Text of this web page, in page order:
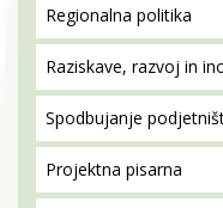
Regionalna politika
Raziskave, razvoj in
Spodbujanje
Projektna pisarna